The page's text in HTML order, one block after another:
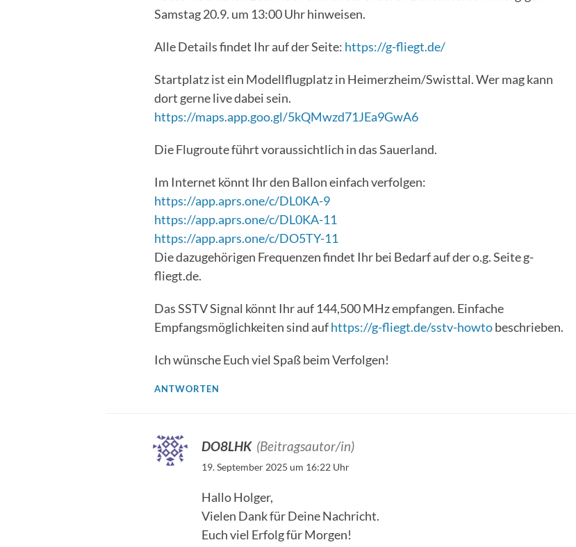
Samstag 20.9. um 13:00 Uhr hinweisen.
Alle Details findet Ihr auf der Seite: https://g-fliegt.de/
Startplatz ist ein Modellflugplatz in Heimerzheim/Swisttal. Wer mag kann
dort gerne live dabei sein.
https://maps.app.goo.gl/5kQMwzd71JEa9GwA6
Die Flugroute führt voraussichtlich in das Sauerland.
Im Internet könnt Ihr den Ballon einfach verfolgen:
https://app.aprs.one/c/DL0KA-9
https://app.aprs.one/c/DL0KA-11
https://app.aprs.one/c/DO5TY-11
Die dazugehörigen Frequenzen findet Ihr bei Bedarf auf der o.g. Seite g-
fliegt.de.
Das SSTV Signal könnt Ihr auf 144,500 MHz empfangen. Einfache
Empfangsmöglichkeiten sind aufhttps://g-fliegt.de/sstv-howtobeschrieben.
Ich wünsche Euch viel Spaß beim Verfolgen!
ANTWORTEN
DO8LHK (Beitragsautor/in)
19. September 2025 um 16:22 Uhr
Hallo Holger,
Vielen Dank für Deine Nachricht.
Euch viel Erfolg für Morgen!